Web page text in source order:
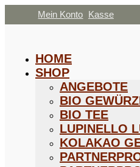
Mein Konto Kasse
HOME
SHOP
ANGEBOTE
BIO
BIO TEE
LUPINELLO
KOLAKAO